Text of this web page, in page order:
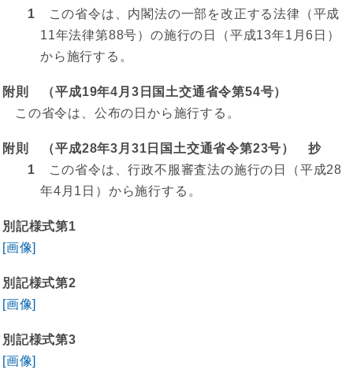
1 この省令は、内閣法の一部を改正する法律（平成
11年法律第88号）の施行の日（平成13年1月6日）
から施行する。
附則 （平成19年4月3日国土交通省令第54号）
この省令は、公布の日から施行する。
附則 （平成28年3月31日国土交通省令第23号） 抄
1 この省令は、行政不服審査法の施行の日（平成28
年4月1日）から施行する。
別記様式第1
[画像]
別記様式第2
[画像]
別記様式第3
[画像]